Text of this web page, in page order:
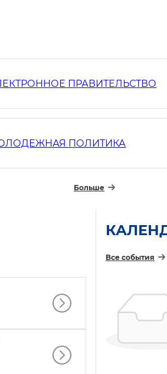
ПРАВИТЕЛЬСТВО
ПОЛИТИКА
Больше
Все события